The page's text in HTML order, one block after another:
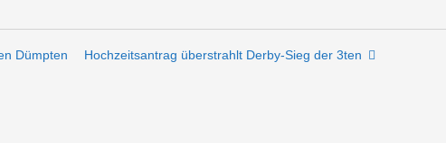
Dümpten Hochzeitsantrag überstrahlt Derby-Sieg der 3ten